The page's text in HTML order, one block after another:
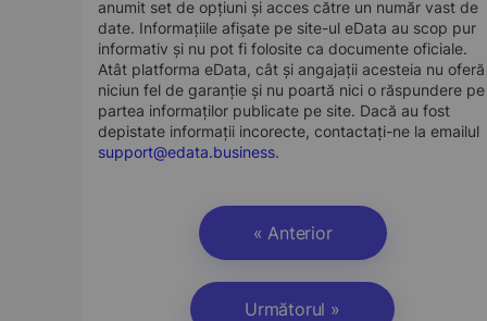
anumit set de opțiuni și acces către un număr vast de
date. Informațiile afișate pe site-ul eData au scop pur
informativ și nu pot fi folosite ca documente oficiale.
Atât platforma eData, cât și angajații acesteia nu oferă
niciun fel de garanție și nu poartă nici o răspundere pe
partea informaților publicate pe site. Dacă au fost
depistate informații incorecte, contactați-ne la emailul
support@edata.business.
« Anterior
Următorul »